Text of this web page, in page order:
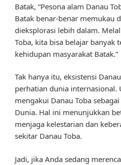
Batak, “Pesona alam Danau
Batak benar-benar memukau
dieksplorasi lebih dalam.
Toba, kita bisa belajar banyak
kehidupan masyarakat Batak.”
Tak hanya itu, eksistensi
perhatian dunia internasional.
mengakui Danau Toba
Dunia. Hal ini menunjukkan
menjaga kelestarian dan
sekitar Danau Toba.
Jadi, jika Anda sedang